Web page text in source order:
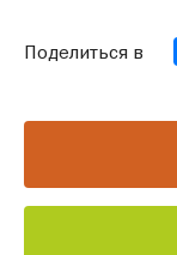
Поделиться в